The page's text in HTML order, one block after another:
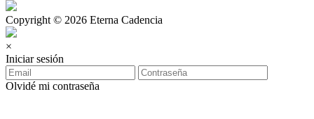
Copyright © 2026 Eterna Cadencia
×
Iniciar sesión
Olvidé mi contraseña